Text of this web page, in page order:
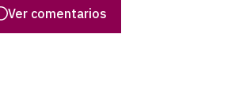
Ver comentarios